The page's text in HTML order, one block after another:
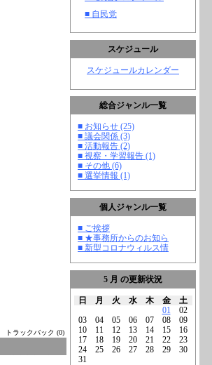
■ 自民党
スケジュール
スケジュールカレンダー
総合ジャンル一覧
■ お知らせ (25)
■ 議会関係 (3)
■ 活動報告 (2)
■ 視察・学習報告 (1)
■ その他 (6)
■ 選挙情報 (1)
個人ジャンル一覧
■ ご挨拶
■ ★事務所からのお知ら
■ 新型コロナウィルス情
5 月 の更新状況
日 月 火 水 木 金
土
01
02
03
04 05 06 07 08
09
10
11 12 13 14 15
16
17
18 19 20 21 22
23
24
25 26 27 28 29
30
31
トラックバック (0)